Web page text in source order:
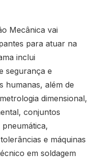
Mecânica vai
para atuar na
inclui
segurança e
humanas, além de
dimensional,
conjuntos
e máquinas
em soldagem